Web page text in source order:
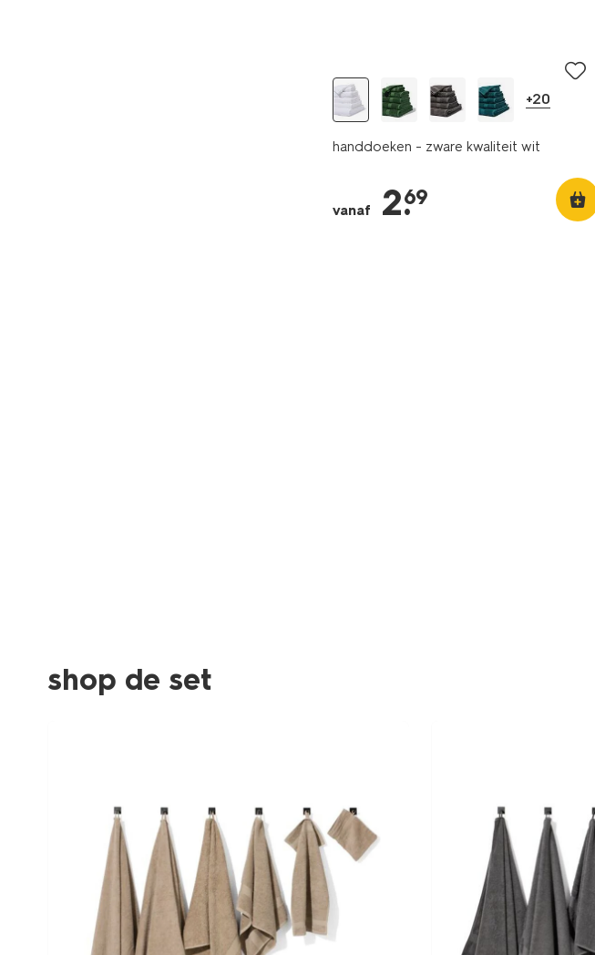
+20
handdoeken - zware kwaliteit wit
vanaf 2.
69
shop de set